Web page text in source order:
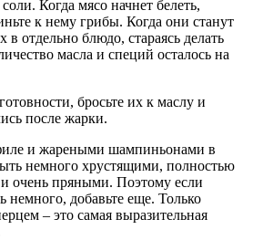
Когда мясо начнет белеть,
к нему грибы. Когда они станут
отдельно блюдо, стараясь делать
масла и специй осталось на
бросьте их к маслу и
после жарки.
и жареными шампиньонами в
немного хрустящими, полностью
очень пряными. Поэтому если
немного, добавьте еще. Только
– это самая выразительная